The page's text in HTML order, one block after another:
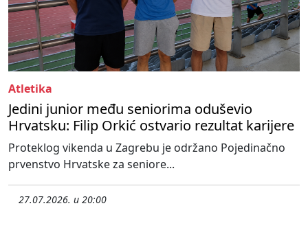
Atletika
Jedini junior među seniorima oduševio
Hrvatsku: Filip Orkić ostvario rezultat karijere
Proteklog vikenda u Zagrebu je održano Pojedinačno
prvenstvo Hrvatske za seniore...
27.07.2026. u 20:00